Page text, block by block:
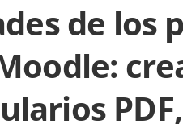
de los